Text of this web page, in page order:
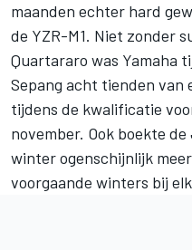
maanden echter hard
de YZR-M1. Niet zonder
Quartararo was Yamaha
Sepang acht tienden van
tijdens de kwalificatie
november. Ook boekte
winter ogenschijnlijk
voorgaande winters bij